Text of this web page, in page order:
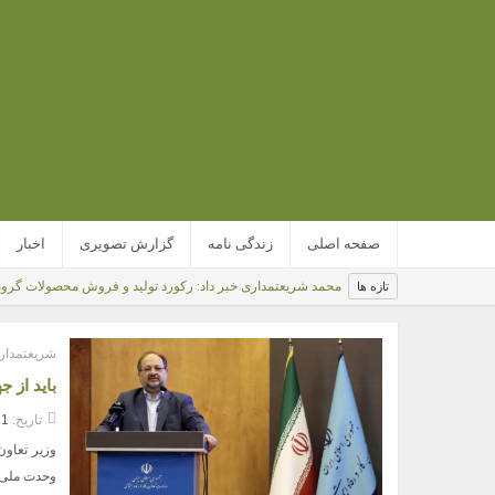
صفحه اصلی زندگی نامه گزارش تصویری اخبار
تازه ها محمد شریعتمداری خبر داد: رکورد تولید و فروش محصولات
باید
تاریخ: 11
وزیر
وحدت ملی
تکیه‌گاه مطمئن اقتصاد